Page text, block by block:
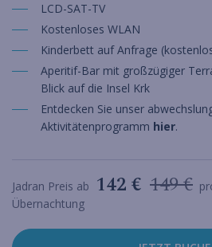
LCD-SAT-TV
Kostenloses WLAN
Kinderbett auf Anfrage
Aperitif-Bar mit großzügiger
Blick auf die Insel Krk
Entdecken Sie unser
Aktivitätenprogramm hier.
Jadran Preis ab 142 € 149 €
Übernachtung